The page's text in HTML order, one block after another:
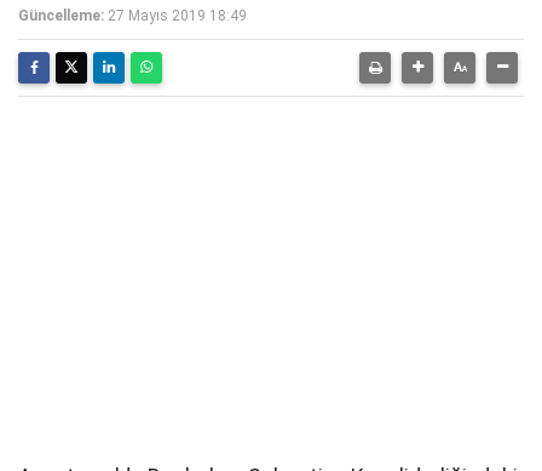
Güncelleme: 27 Mayıs 2019 18:49